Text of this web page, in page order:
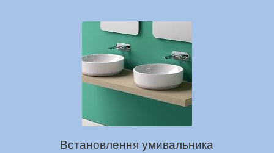
Встановлення умивальника